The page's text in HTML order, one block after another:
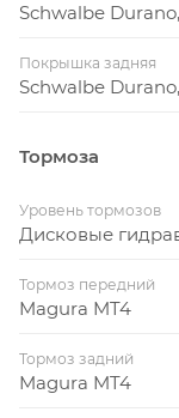
Schwalbe
Покрышка задняя
Schwalbe
Тормоза
Уровень тормозов
Дисковые
Тормоз передний
Magura MT4
Тормоз задний
Magura MT4